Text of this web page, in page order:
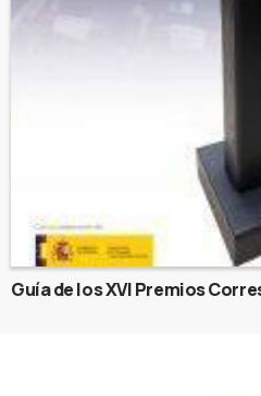
Guía de los XVI Premios